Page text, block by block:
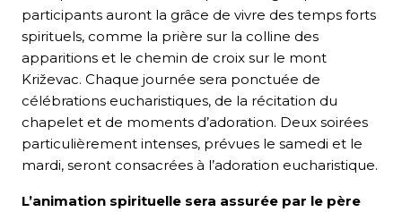
participants auront la grâce de vivre des temps forts
spirituels, comme la prière sur la colline des
apparitions et le chemin de croix sur le mont
Križevac. Chaque journée sera ponctuée de
célébrations eucharistiques, de la récitation du
chapelet et de moments d’adoration. Deux soirées
particulièrement intenses, prévues le samedi et le
mardi, seront consacrées à l’adoration eucharistique.
L’animation spirituelle sera assurée par le père